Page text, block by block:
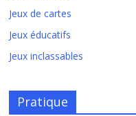
Jeux de cartes
Jeux éducatifs
Jeux inclassables
Pratique